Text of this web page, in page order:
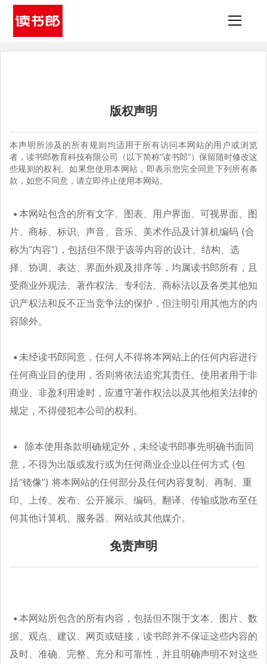
版权声明
本声明所涉及的所有规则均适用于所有访问本网站的用户或浏览
者，读书郎教育科技有限公司（以下简称“读书郎”）保留随时修改这
些规则的权利。如果您使用本网站，即表示您完全同意下列所有条
款，如您不同意，请立即停止使用本网站。
本网站包含的所有文字、图表、用户界面、可视界面、图
片、商标、标识、声音、音乐、美术作品及计算机编码 (合
称为“内容”)，包括但不限于该等内容的设计、结构、选
择、协调、表达、界面外观及排序等，均属读书郎所有，且
受商业外观法、著作权法、专利法、商标法以及各类其他知
识产权法和反不正当竞争法的保护，但注明引用其他方的内
容除外。
未经读书郎同意，任何人不得将本网站上的任何内容进行
任何商业目的使用，否则将依法追究其责任。使用者用于非
商业、非盈利用途时，应遵守著作权法以及其他相关法律的
规定，不得侵犯本公司的权利。
除本使用条款明确规定外，未经读书郎事先明确书面同
意，不得为出版或发行或为任何商业企业以任何方式 (包
括“镜像”) 将本网站的任何部分及任何内容复制、再制、重
印、上传、发布、公开展示、编码、翻译、传输或散布至任
何其他计算机、服务器、网站或其他媒介。
免责声明
本网站所包含的所有内容，包括但不限于文本、图片、数
据、观点、建议、网页或链接，读书郎并不保证这些内容的
及时、准确、完整、充分和可靠性，并且明确声明不对这些